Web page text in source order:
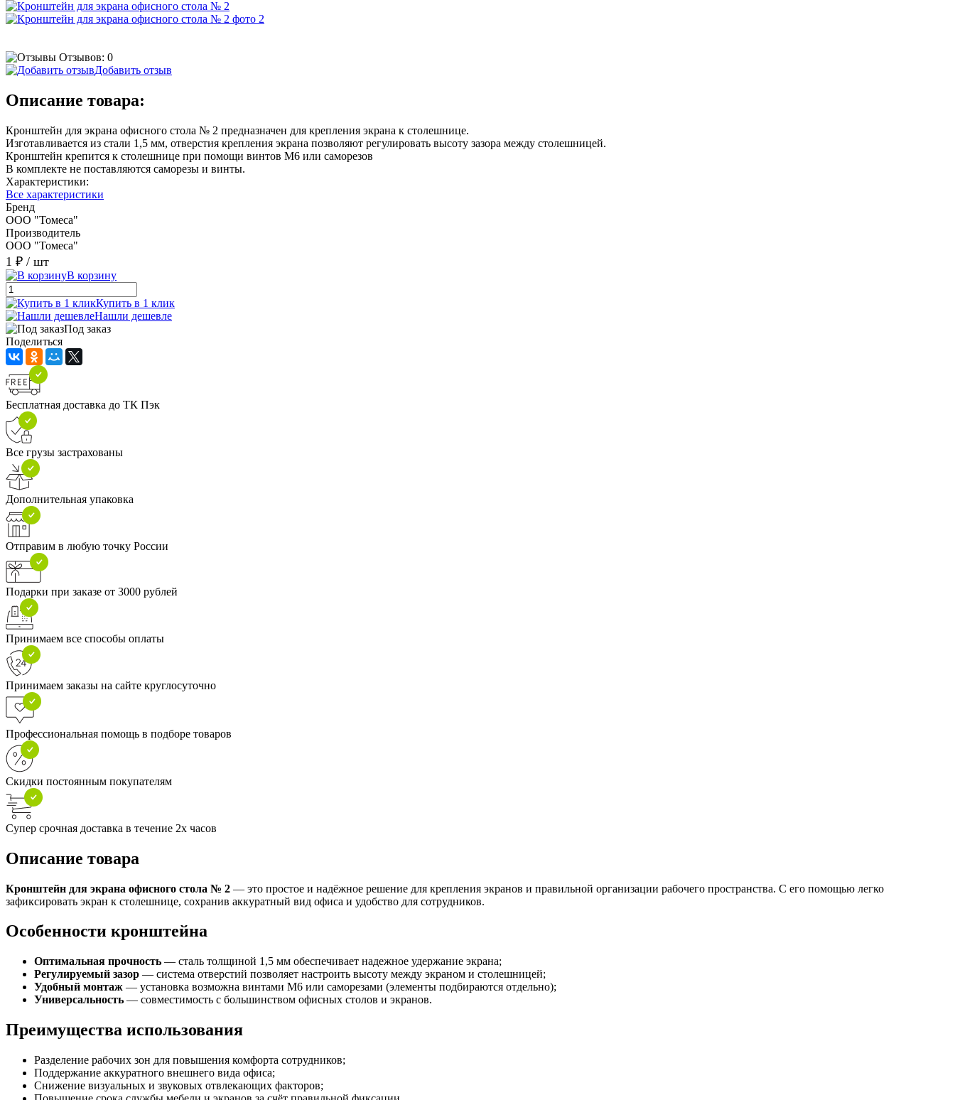
Отзывов: 0
Добавить отзыв
Описание товара:
Кронштейн для экрана офисного стола № 2 предназначен для крепления экрана к столешнице.
Изготавливается из стали 1,5 мм, отверстия крепления экрана позволяют регулировать высоту зазора между столешницей.
Кронштейн крепится к столешнице при помощи винтов М6 или саморезов
В комплекте не поставляются саморезы и винты.
Характеристики:
Все характеристики
Бренд
ООО "Томеса"
Производитель
ООО "Томеса"
1 ₽ / шт
В корзину
Купить в 1 клик
Нашли дешевле
Под заказ
Поделиться
Бесплатная доставка до ТК Пэк
Все грузы застрахованы
Дополнительная упаковка
Отправим в любую точку России
Подарки при заказе от 3000 рублей
Принимаем все способы оплаты
Принимаем заказы на сайте круглосуточно
Профессиональная помощь в подборе товаров
Скидки постоянным покупателям
Супер срочная доставка в течение 2х часов
Описание товара
Кронштейн для экрана офисного стола № 2 — это простое и надёжное решение для крепления экранов и правильной организации рабочего пространства. С его помощью легко
зафиксировать экран к столешнице, сохранив аккуратный вид офиса и удобство для сотрудников.
Особенности кронштейна
Оптимальная прочность — сталь толщиной 1,5 мм обеспечивает надежное удержание экрана;
Регулируемый зазор — система отверстий позволяет настроить высоту между экраном и столешницей;
Удобный монтаж — установка возможна винтами М6 или саморезами (элементы подбираются отдельно);
Универсальность — совместимость с большинством офисных столов и экранов.
Преимущества использования
Разделение рабочих зон для повышения комфорта сотрудников;
Поддержание аккуратного внешнего вида офиса;
Снижение визуальных и звуковых отвлекающих факторов;